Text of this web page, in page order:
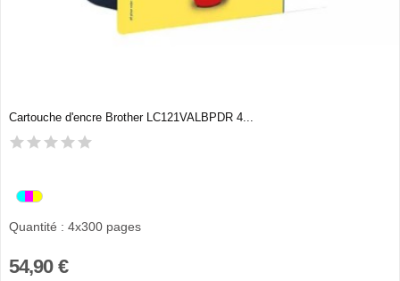
Cartouche d'encre Brother LC121VALBPDR 4...
Quantité : 4x300 pages
54,90 €